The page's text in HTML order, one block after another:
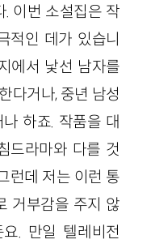
. 이번 소설집은 작
적인 데가 있습니
에서 낯선 남자를
다거나, 중년 남성
하죠. 작품을 대
드라마와 다를 것
런데 저는 이런 통
거부감을 주지 않
. 만일 텔레비전